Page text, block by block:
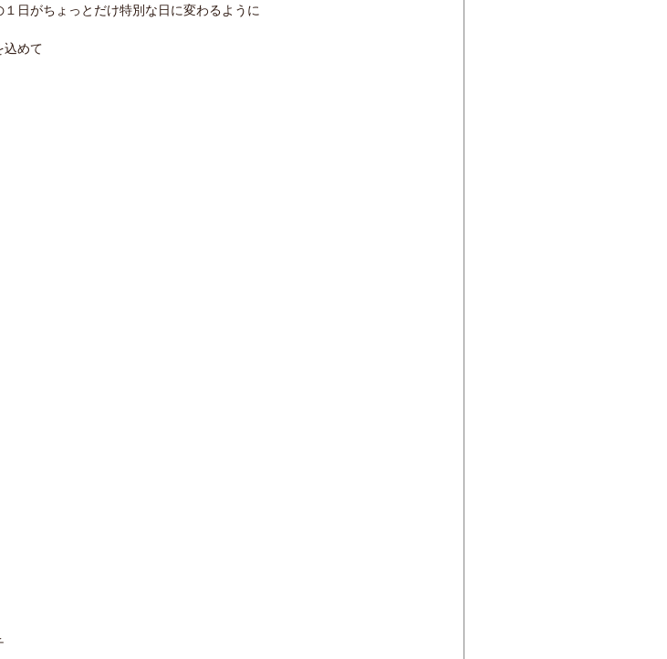
日がちょっとだけ特別な日に変わるように
込めて